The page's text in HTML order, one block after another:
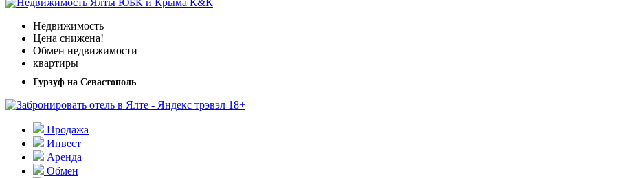
Недвижимость
Цена снижена!
Обмен недвижимости
квартиры
Гурзуф на Севастополь
Продажа
Инвест
Аренда
Обмен